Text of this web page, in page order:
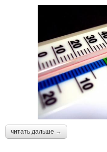
читать дальше →